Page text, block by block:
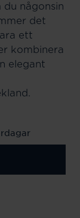
du någonsin
det
ett
kombinera
elegant